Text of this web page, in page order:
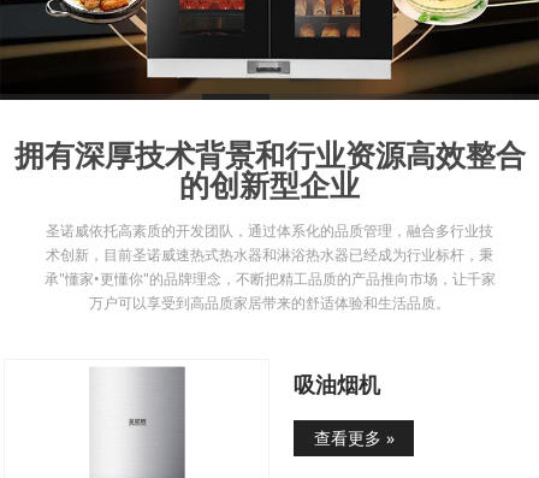
1 2 3 4 5 6 7 8
拥有深厚技术背景和行业资源高效整合
的创新型企业
圣诺威依托高素质的开发团队，通过体系化的品质管理，融合多行业技
术创新，目前圣诺威速热式热水器和淋浴热水器已经成为行业标杆，秉
承"懂家•更懂你"的品牌理念，不断把精工品质的产品推向市场，让千家
万户可以享受到高品质家居带来的舒适体验和生活品质。
吸油烟机
查看更多 »